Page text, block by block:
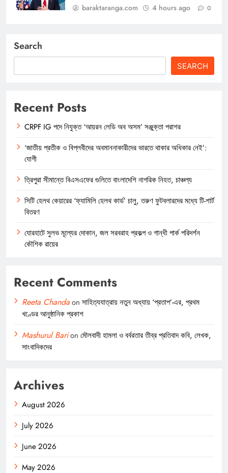
baraktaranga.com 4 hours ago 0
Search
SEARCH
Recent Posts
CRPF IG পদে নিযুক্ত ‘আয়রন লেডি অব অসম’ সঞ্জুক্তা পরাশর
‘জাতীয় প্রতীক ও বিপ্লবীদের অবমাননাকারীদের ভারতে থাকার অধিকার নেই’:
যোগী
ত্রিপুরা সীমান্তে বিএসএফের গুলিতে বাংলাদেশি নাগরিক নিহত, চাঞ্চল্য
সিটি হেলথ কেয়ারের ‘ফ্যামিলি হেলথ কার্ড’ চালু, তরুণ ফুটবলারদের মধ্যে টি-শার্ট
বিতরণ
যোরহাটে সুলভ মূল্যের দোকান, জল সরবরাহ প্রকল্প ও গান্ধী পার্ক পরিদর্শন
কৌশিক রায়ের
Recent Comments
Reeta Chandaon সাহিত্যযাত্রায় নতুন অধ্যায় ‘প্রতাপ’-এর, প্রথম
খণ্ডের আনুষ্ঠানিক প্রকাশ
Mashurul Barion মৌলবাদী হামলা ও বর্বরতার তীব্র প্রতিবাদ কবি, লেখক,
সাংবাদিকদের
Archives
August 2026
July 2026
June 2026
May 2026